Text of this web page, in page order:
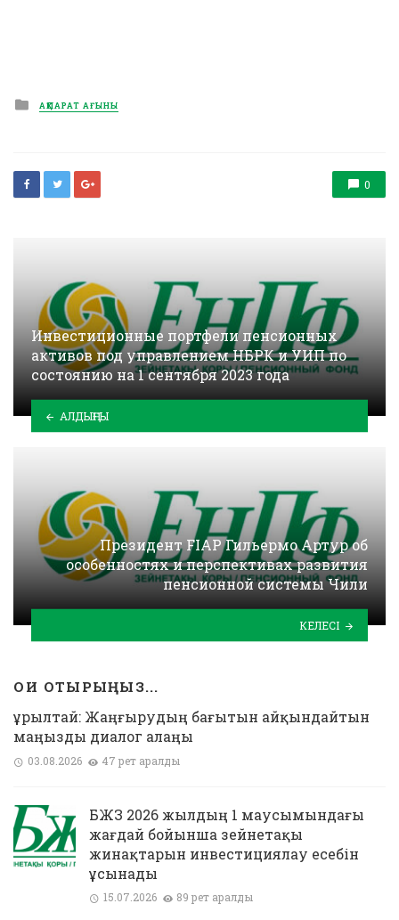
Posted
in
АҚПАРАТ АҒЫНЫ
0
Инвестиционные портфели пенсионных
активов под управлением НБРК и УИП по
состоянию на 1 сентября 2023 года
АЛДЫҢҒЫ
Президент FIAP Гильермо Артур об
особенностях и перспективах развития
пенсионной системы Чили
КЕЛЕСІ
ОҚИ ОТЫРЫҢЫЗ...
Құрылтай: Жаңғырудың бағытын айқындайтын
маңызды диалог алаңы
03.08.2026 47 рет қаралды
БЖЗҚ 2026 жылдың 1 маусымындағы
жағдай бойынша зейнетақы
жинақтарын инвестициялау есебін
ұсынады
15.07.2026 89 рет қаралды